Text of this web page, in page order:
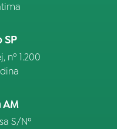
SP
nº 1.200
AM
S/Nº